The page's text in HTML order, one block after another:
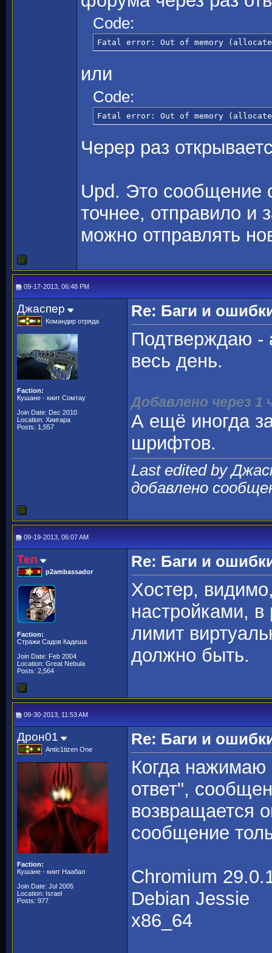
Code:
Fatal error: Out of memory
или
Code:
Fatal error: Out of memory
Черер раз
Upd. Это сообщение
точнее, отправило и
можно отправлять
09-17-2013, 06:48 PM
Джаспер
Командир отряда
Faction:
Кушане - киит Сомтау
Join Date: Dec 2010
Location: Хиигара
Posts: 1,557
Re: Баги и
Подтверждаю -
весь день.
Добавлено через 1
А ещё иногда
шрифтов.
Last edited by
добавлено
09-19-2013, 06:07 AM
Ten
p2ambassador
Faction:
Стражи Садов Кадеша
Join Date: Feb 2004
Location: Great Nebula
Posts: 2,564
Re: Баги и
Хостер,
настройками, в
лимит
должно быть.
09-30-2013, 11:53 AM
Дрон01
Antic1tizen One
Faction:
Кушане - киит Наабал
Join Date: Jul 2005
Location: Israel
Posts: 977
Re: Баги и
Когда нажимаю
ответ",
возвращается
сообщение
Chromium
Debian Jessie
x86_64